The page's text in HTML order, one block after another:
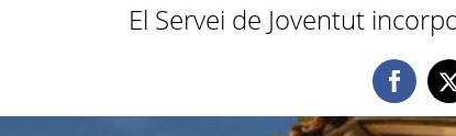
El Servei de Joventut